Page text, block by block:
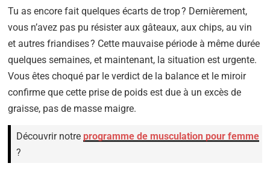
Tu as encore fait quelques écarts de trop ? Dernièrement,
vous n’avez pas pu résister aux gâteaux, aux chips, au vin
et autres friandises ? Cette mauvaise période à même durée
quelques semaines, et maintenant, la situation est urgente.
Vous êtes choqué par le verdict de la balance et le miroir
confirme que cette prise de poids est due à un excès de
graisse, pas de masse maigre.
Découvrir notre programme de musculation pour femme
?